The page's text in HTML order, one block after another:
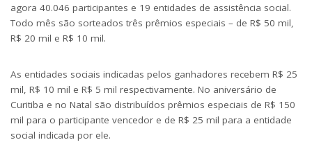
agora 40.046 participantes e 19 entidades de assistência social.
Todo mês são sorteados três prêmios especiais – de R$ 50 mil,
R$ 20 mil e R$ 10 mil.
As entidades sociais indicadas pelos ganhadores recebem R$ 25
mil, R$ 10 mil e R$ 5 mil respectivamente. No aniversário de
Curitiba e no Natal são distribuídos prêmios especiais de R$ 150
mil para o participante vencedor e de R$ 25 mil para a entidade
social indicada por ele.